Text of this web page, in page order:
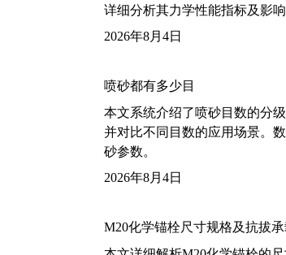
详细分析其力学性能指标及影
2026年8月4日
喷砂都有多少目
本文系统介绍了喷砂目数的分
并对比不同目数的应用场景。
砂参数。
2026年8月4日
M20化学锚栓尺寸规格及抗拔